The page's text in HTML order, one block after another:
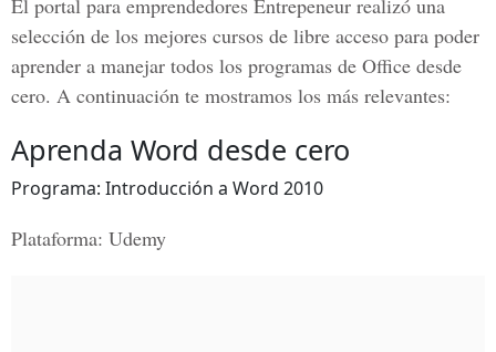
El portal para emprendedores Entrepeneur realizó una
selección de los mejores cursos de libre acceso para poder
aprender a manejar todos los programas de Office desde
cero. A continuación te mostramos los más relevantes:
Aprenda Word desde cero
Programa: Introducción a Word 2010
Plataforma: Udemy